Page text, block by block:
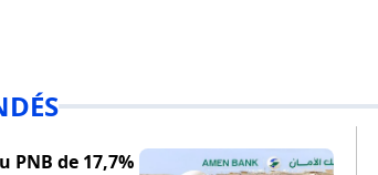
PNB de 17,7%